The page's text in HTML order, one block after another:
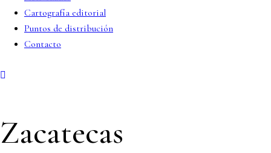
Cartografía editorial
Puntos de distribución
Contacto
Zacatecas